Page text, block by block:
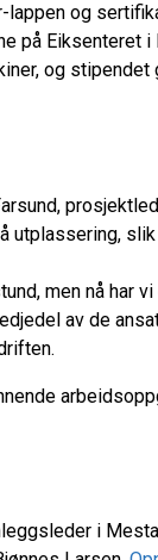
lappen og
på Eiksenteret i
og stipendet
utplassering,
men nå har
av de
i